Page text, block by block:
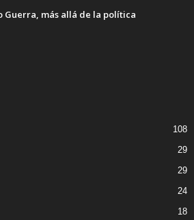
Guerra, más allá de la política
108
29
29
24
18